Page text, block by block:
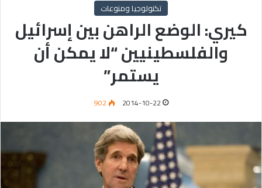
تكنولوجيا ومنوعات
كيري: الوضع الراهن بين إسرائيل
والفلسطينيين “لا يمكن أن
يستمر”
2014-10-22
902